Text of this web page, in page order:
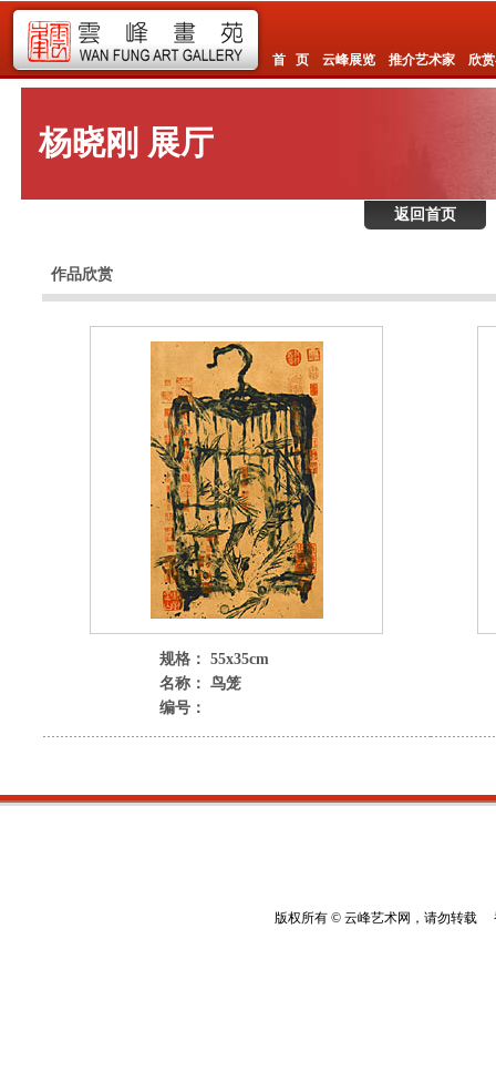
首 页 云峰展览 推介艺术家 欣
杨晓刚 展厅
返回首页
作品欣赏
规格： 55x35cm
名称： 鸟笼
编号：
版权所有 © 云峰艺术网，请勿转载